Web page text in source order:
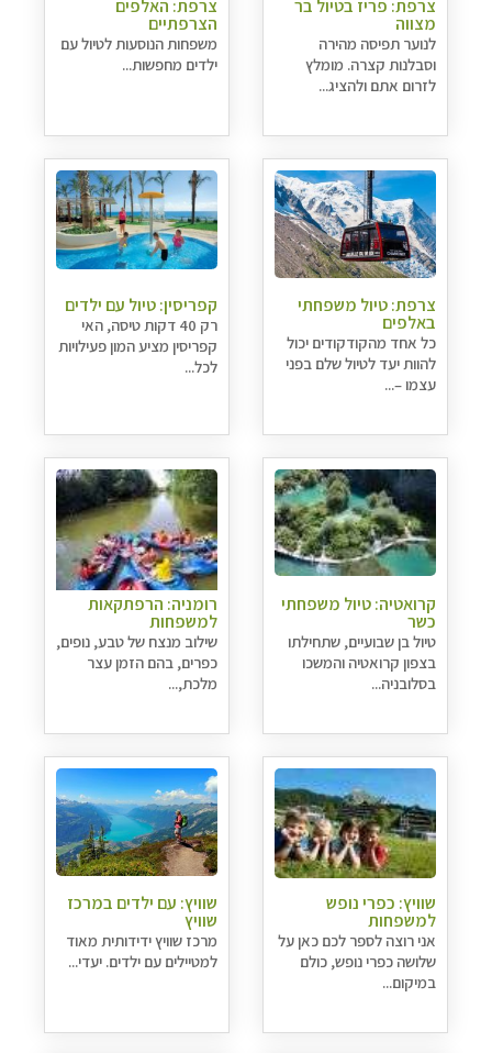
צרפת: פריז בטיול בר
מצווה
לנוער תפיסה מהירה
וסבלנות קצרה. מומלץ
לזרום אתם ולהציג...
צרפת: האלפים
הצרפתיים
משפחות הנוסעות לטיול עם
ילדים מחפשות...
צרפת: טיול משפחתי
באלפים
כל אחד מהקודקודים יכול
להוות יעד לטיול שלם בפני
עצמו –...
קפריסין: טיול עם ילדים
רק 40 דקות טיסה, האי
קפריסין מציע המון פעילויות
לכל...
קרואטיה: טיול משפחתי
כשר
טיול בן שבועיים, שתחילתו
בצפון קרואטיה והמשכו
בסלובניה...
רומניה: הרפתקאות
למשפחות
שילוב מנצח של טבע, נופים,
כפרים, בהם הזמן עצר
מלכת,...
שוויץ: כפרי נופש
למשפחות
אני רוצה לספר לכם כאן על
שלושה כפרי נופש, כולם
במיקום...
שוויץ: עם ילדים במרכז
שוויץ
מרכז שוויץ ידידותית מאוד
למטיילים עם ילדים. יעדי...